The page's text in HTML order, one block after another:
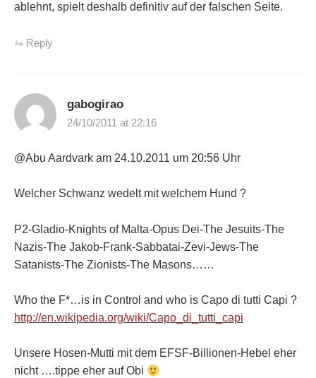
ablehnt, spielt deshalb definitiv auf der falschen Seite.
Reply
gabogirao
24/10/2011 at 22:16
@Abu Aardvark am 24.10.2011 um 20:56 Uhr
Welcher Schwanz wedelt mit welchem Hund ?
P2-Gladio-Knights of Malta-Opus Dei-The Jesuits-The
Nazis-The Jakob-Frank-Sabbatai-Zevi-Jews-The
Satanists-The Zionists-The Masons……
Who the F*…is in Control and who is Capo di tutti Capi ?
http://en.wikipedia.org/wiki/Capo_di_tutti_capi
Unsere Hosen-Mutti mit dem EFSF-Billionen-Hebel eher
nicht ….tippe eher auf Obi